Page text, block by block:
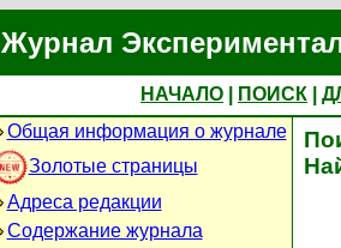
Журнал
НАЧАЛО ПОИСК
Общая информация о журнале
Золотые страницы
Адреса редакции
Содержание журнала